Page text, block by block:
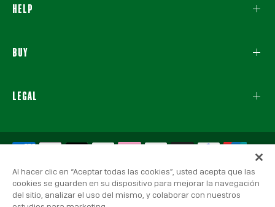
HELP
BUY
LEGAL
Al hacer clic en “Aceptar todas las cookies”, usted acepta que las
cookies se guarden en su dispositivo para mejorar la navegación
del sitio, analizar el uso del mismo, y colaborar con nuestros